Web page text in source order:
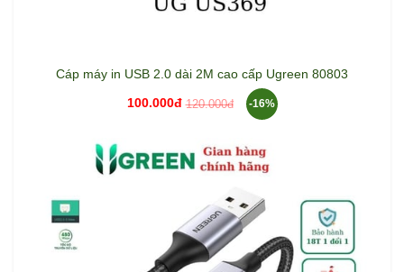
Cáp máy in USB 2.0 dài 2M cao cấp Ugreen 80803
100.000đ 120.000đ -16%